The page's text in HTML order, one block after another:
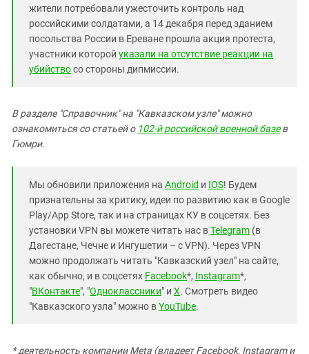
жители потребовали ужесточить контроль над
российскими солдатами, а 14 декабря перед зданием
посольства России в Ереване прошла акция протеста,
участники которой указали на отсутствие реакции на
убийствосо стороны дипмиссии.
В разделе "Справочник" на "Кавказском узле" можно
ознакомиться со статьей о 102-й российской военной базев
Гюмри.
Мы обновили приложения на Android и IOS! Будем
признательны за критику, идеи по развитию как в Google
Play/App Store, так и на страницах КУ в соцсетях. Без
установки VPN вы можете читать нас вTelegram (в
Дагестане, Чечне и Ингушетии – с VPN). Через VPN
можно продолжать читать "Кавказский узел" на сайте,
как обычно, и в соцсетях Facebook*, Instagram*,
"ВКонтакте", "Одноклассники" и X. Смотреть видео
"Кавказского узла" можно вYouTube.
* деятельность компании Meta (владеет Facebook, Instagram и